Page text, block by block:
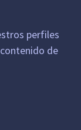
perfiles
de